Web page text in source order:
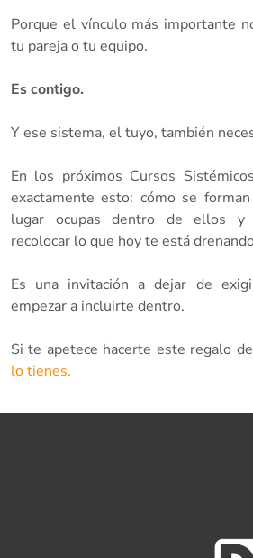
Porque el vínculo más importante
tu pareja o tu equipo.
Es contigo.
Y ese sistema, el tuyo, también
En los próximos Cursos
exactamente esto: cómo se
lugar ocupas dentro de ellos y
recolocar lo que hoy te está
Es una invitación a dejar de
empezar a incluirte dentro.
Si te apetece hacerte este regalo
lo tienes.